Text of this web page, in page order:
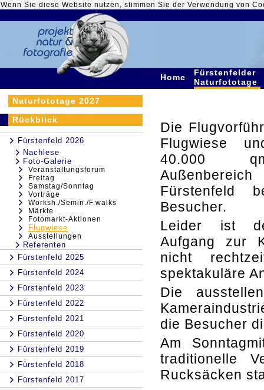
Wenn Sie diese Website nutzen, stimmen Sie der Verwendung von
Home
Fürstenfelder
Naturfototage
Naturfototage 2027
Rückblick
Fürstenfeld 2026
Nachlese
Foto-Galerie
Veranstaltungsforum
Freitag
Samstag/Sonntag
Vorträge
Worksh./Semin./F.walks
Märkte
Fotomarkt-Aktionen
Flugwiese
Ausstellungen
Referenten
Fürstenfeld 2025
Fürstenfeld 2024
Fürstenfeld 2023
Fürstenfeld 2022
Fürstenfeld 2021
Fürstenfeld 2020
Fürstenfeld 2019
Fürstenfeld 2018
Fürstenfeld 2017
Die
Flugwiese
40.000
Fürstenfeld
Besucher.
Leider ist
Aufgang zur
nicht
spektakuläre
Die
die Besucher
Am
traditionelle
Rucksäcken